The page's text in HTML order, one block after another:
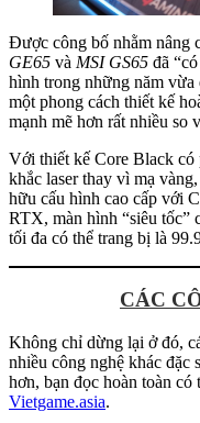
Được công bố nhằm nâng
GE65 và MSI GS65 đã
hình trong những năm vừa
một phong cách thiết kế
mạnh mẽ hơn rất nhiều so
Với thiết kế Core Black có
khắc laser thay vì mạ
hữu cấu hình cao cấp với
RTX, màn hình “siêu tốc”
tối đa có thể trang bị là
CÁC
Không chỉ dừng lại ở đó,
nhiều công nghệ khác đặc
hơn, bạn đọc hoàn toàn có
Vietgame.asia.